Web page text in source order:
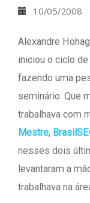
10/05/2008
Alexandre
iniciou o ciclo
fazendo uma
seminário. Que
trabalhava com
Mestre,
nesses dois
levantaram a
trabalhava na